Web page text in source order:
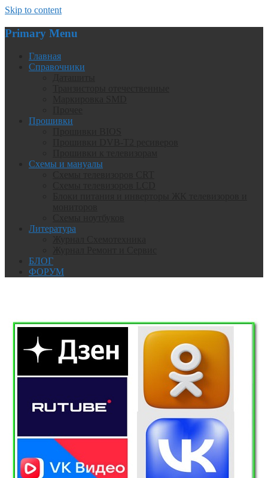
Skip to content
Primary Menu
Главная
Справочники
Прошивки
Схемы и мануалы
Литература
БЛОГ
ФОРУМ